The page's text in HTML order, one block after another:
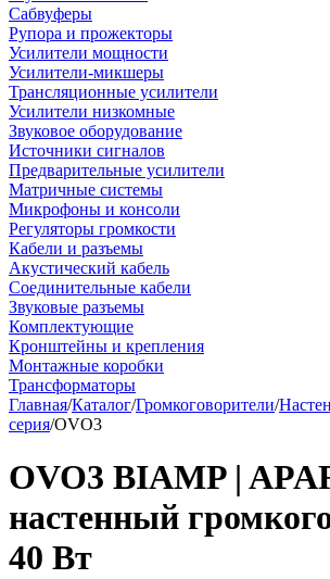
Сабвуферы
Рупора и прожекторы
Усилители мощности
Усилители-микшеры
Трансляционные усилители
Усилители низкомные
Звуковое оборудование
Источники сигналов
Предварительные усилители
Матричные системы
Микрофоны и консоли
Регуляторы громкости
Кабели и разъемы
Акустический кабель
Соединительные кабели
Звуковые разъемы
Комплектующие
Кронштейны и крепления
Монтажные коробки
Трансформаторы
Главная/Каталог/Громкоговорители/
серия/OVO3
OVO3 BIAMP |
настенный
40 Вт